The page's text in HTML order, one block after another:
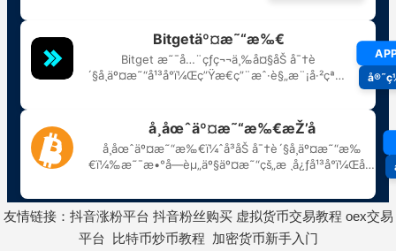
友情链接： 抖音涨粉平台 抖音粉丝购买 虚拟货币交易教程 oex交易
平台
比特币炒币教程 加密货币新手入门